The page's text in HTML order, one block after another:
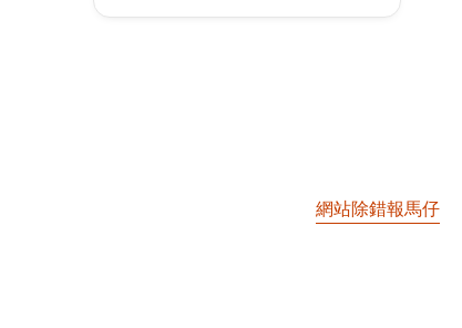
網站除錯報馬仔